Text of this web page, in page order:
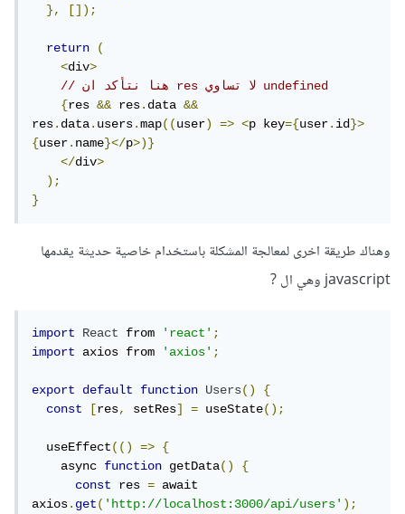
},
[]);
return
(
<div>
// هنا نتأكد ان res لا تساوي undefined
{res && res.data &&
res.data.users.map((user) => <p key={user.id}>
{user.name}</p>)}
</div>
);
}
وهناك طريقة اخرى لمعالجة المشكلة باستخدام خاصية حديثة يقدمها
javascript وهي ال ?
import React from 'react';
import
axios from 'axios';
export default function Users()
{
const
[res, setRes] = useState();
  useEffect
(() =>
{
    async
function getData()
{
const
res = await
axios.get('http://localhost:3000/api/users');